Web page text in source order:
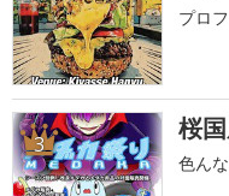
プロ
3 桜
色ん